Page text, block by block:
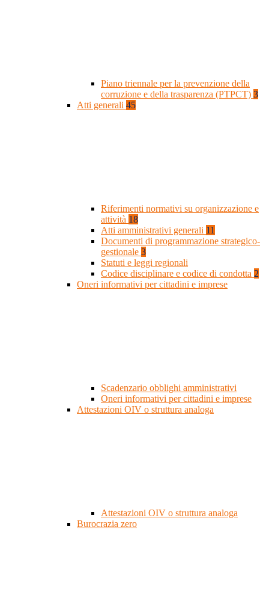
Piano triennale per la prevenzione della
corruzione e della trasparenza (PTPCT) 3
Atti generali 45
Riferimenti normativi su organizzazione e
attività 18
Atti amministrativi generali 11
Documenti di programmazione strategico-
gestionale 3
Statuti e leggi regionali
Codice disciplinare e codice di condotta 2
Oneri informativi per cittadini e imprese
Scadenzario obblighi amministrativi
Oneri informativi per cittadini e imprese
Attestazioni OIV o struttura analoga
Attestazioni OIV o struttura analoga
Burocrazia zero